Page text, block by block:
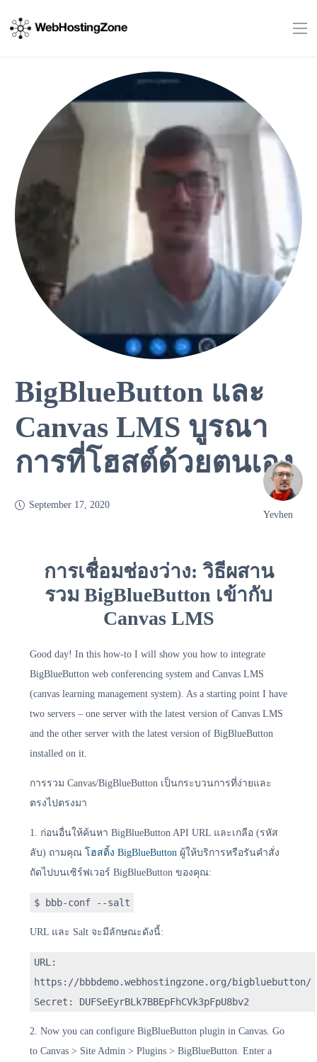
BigBlueButton และ
Canvas LMS บูรณา
การที่โฮสต์ด้วยตนเอง
September 17, 2020
Yevhen
การเชื่อมช่องว่าง: วิธีผสาน
รวม BigBlueButton เข้ากับ
Canvas LMS
Good day! In this how-to I will show you how to integrate
BigBlueButton web conferencing system and Canvas LMS
(canvas learning management system). As a starting point I have
two servers – one server with the latest version of Canvas LMS
and the other server with the latest version of BigBlueButton
installed on it.
การรวม Canvas/BigBlueButton เป็นกระบวนการที่ง่ายและ
ตรงไปตรงมา
1. ก่อนอื่นให้ค้นหา BigBlueButton API URL และเกลือ (รหัส
ลับ) ถามคุณ โฮสติ้ง BigBlueButton ผู้ให้บริการหรือรันคำสั่ง
ถัดไปบนเซิร์ฟเวอร์ BigBlueButton ของคุณ:
$ bbb-conf --salt
URL และ Salt จะมีลักษณะดังนี้:
URL:
https://bbbdemo.webhostingzone.org/bigbluebutton/
Secret: DUFSeEyrBLk7BBEpFhCVk3pFpU8bv2
2. Now you can configure BigBlueButton plugin in Canvas. Go
to Canvas > Site Admin > Plugins > BigBlueButton. Enter a